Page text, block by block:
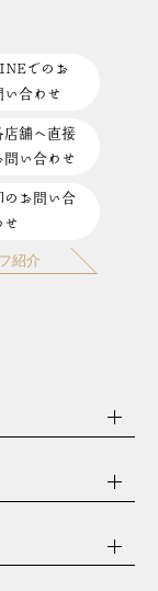
でのお
い合わせ
店舗へ直接
問い合わせ
のお問い合
せ
紹介